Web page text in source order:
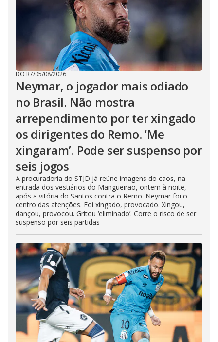
DO R7/05/08/2026
Neymar, o jogador mais odiado
no Brasil. Não mostra
arrependimento por ter xingado
os dirigentes do Remo. ‘Me
xingaram’. Pode ser suspenso por
seis jogos
A procuradoria do STJD já reúne imagens do caos, na
entrada dos vestiários do Mangueirão, ontem à noite,
após a vitória do Santos contra o Remo. Neymar foi o
centro das atenções. Foi xingado, provocado. Xingou,
dançou, provocou. Gritou ‘eliminado’. Corre o risco de ser
suspenso por seis partidas